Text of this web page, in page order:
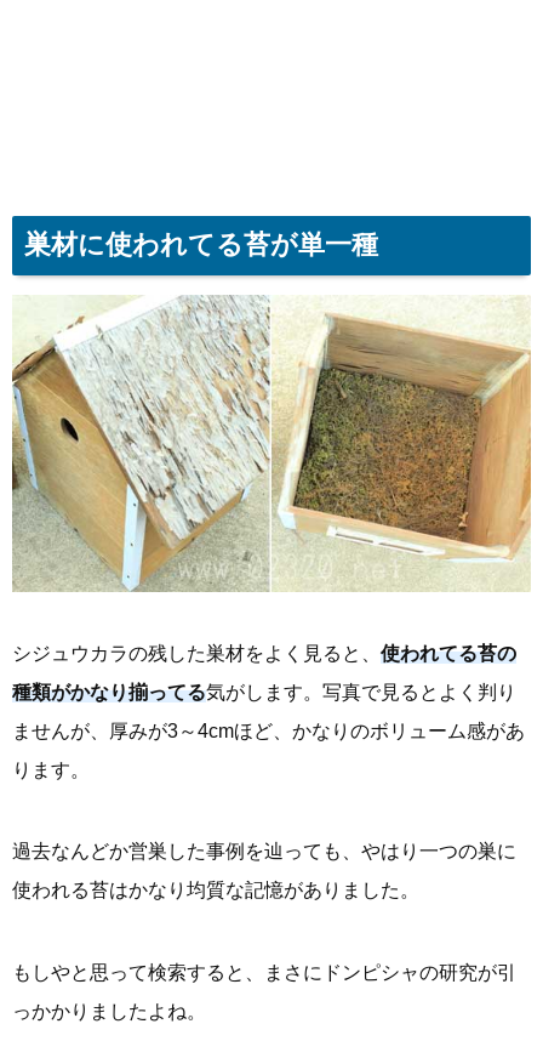
巣材に使われてる苔が単一種
シジュウカラの残した巣材をよく見ると、 使われてる苔の
種類がかなり揃ってる気がします。写真で見るとよく判り
ませんが、厚みが3～4cmほど、かなりのボリューム感があ
ります。
過去なんどか営巣した事例を辿っても、やはり一つの巣に
使われる苔はかなり均質な記憶がありました。
もしやと思って検索すると、まさにドンピシャの研究が引
っかかりましたよね。